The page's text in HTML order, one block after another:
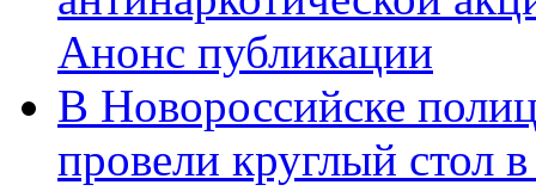
Анонс публикации
В Новороссийске
провели круглый стол